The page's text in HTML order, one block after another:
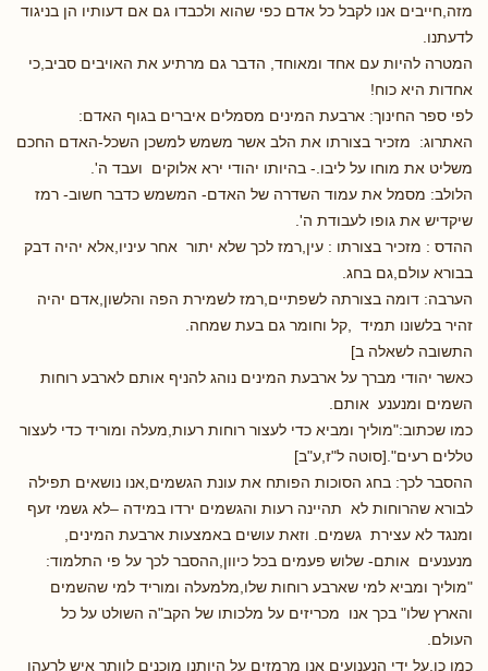
מזה,חייבים אנו לקבל כל אדם כפי שהוא ולכבדו גם אם דעותיו הן בניגוד
לדעתנו.
המטרה להיות עם אחד ומאוחד, הדבר גם מרתיע את האויבים סביב,כי
אחדות היא כוח!
לפי ספר החינוך: ארבעת המינים מסמלים איברים בגוף האדם:
האתרוג: מזכיר בצורתו את הלב אשר משמש למשכן השכל-האדם החכם
משליט את מוחו על ליבו.- בהיותו יהודי ירא אלוקים ועבד ה'.
הלולב: מסמל את עמוד השדרה של האדם- המשמש כדבר חשוב- רמז
שיקדיש את גופו לעבודת ה'.
ההדס : מזכיר בצורתו : עין,רמז לכך שלא יתור אחר עיניו,אלא יהיה דבק
בבורא עולם,גם בחג.
הערבה: דומה בצורתה לשפתיים,רמז לשמירת הפה והלשון,אדם יהיה
זהיר בלשונו תמיד ,קל וחומר גם בעת שמחה.
התשובה לשאלה ב]
כאשר יהודי מברך על ארבעת המינים נוהג להניף אותם לארבע רוחות
השמים ומנענע אותם.
כמו שכתוב:"מוליך ומביא כדי לעצור רוחות רעות,מעלה ומוריד כדי לעצור
טללים רעים".[סוטה ל"ז,ע"ב]
ההסבר לכך: בחג הסוכות הפותח את עונת הגשמים,אנו נושאים תפילה
לבורא שהרוחות לא תהיינה רעות והגשמים ירדו במידה –לא גשמי זעף
ומנגד לא עצירת גשמים. וזאת עושים באמצעות ארבעת המינים,
מנענעים אותם- שלוש פעמים בכל כיוון,ההסבר לכך על פי התלמוד:
"מוליך ומביא למי שארבע רוחות שלו,מלמעלה ומוריד למי שהשמים
והארץ שלו" בכך אנו מכריזים על מלכותו של הקב"ה השולט על כל
העולם.
כמו כן,על ידי הנענועים אנו מרמזים על היותנו מוכנים לוותר איש לרעהו